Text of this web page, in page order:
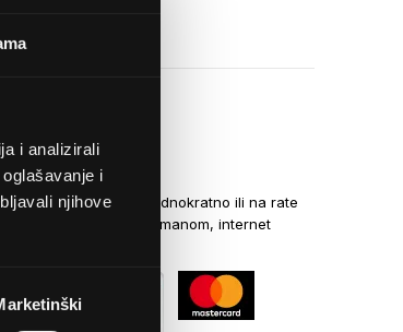
i analizirali
i
njihove
NAČINI PLAĆANJA
Kreditnim karticama jednokratno ili na rate
općom uplatnicom, virmanom, internet